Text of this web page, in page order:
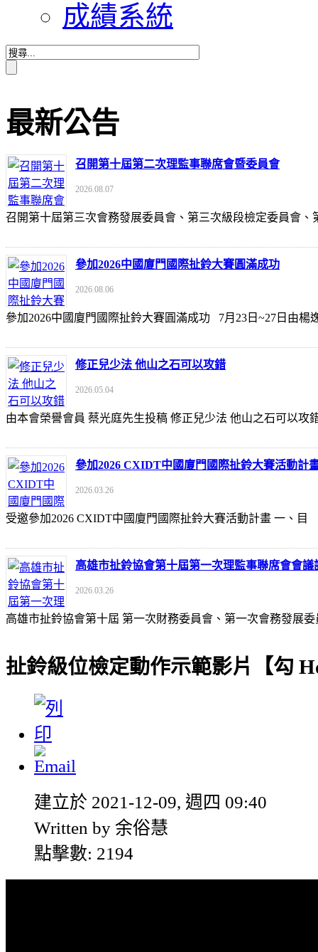
成績系統
最新公告
召開第十屆第二次理監事聯席會暨委員會
2026.08.07
召開第十屆第三次會務發展委員會、第三次級段檢定委員
參加2026中國廈門國際扯鈴大賽圓滿成功
2026.08.06
參加2026中國廈門國際扯鈴大賽圓滿成功 7月23日~27日由
修正兒少法 他山之石可以攻錯
2026.05.04
由本會榮譽會員 蔡光庭先生投稿 修正兒少法 他山之石可以攻
參加2026 CXIDT中國廈門國際扯鈴大賽活動計
2026.03.26
受邀參加2026 CXIDT中國廈門國際扯鈴大賽活動計畫 一、
高雄市扯鈴協會第十屆第一次理監事聯席會會議
2026.03.26
高雄市扯鈴協會第十屆 第一次財務委員會、第一次會務發展
扯鈴級位檢定動作示範影片【勾
建立於 2021-12-09, 週四 09:40
Written by 余俗慧
點擊數: 2194